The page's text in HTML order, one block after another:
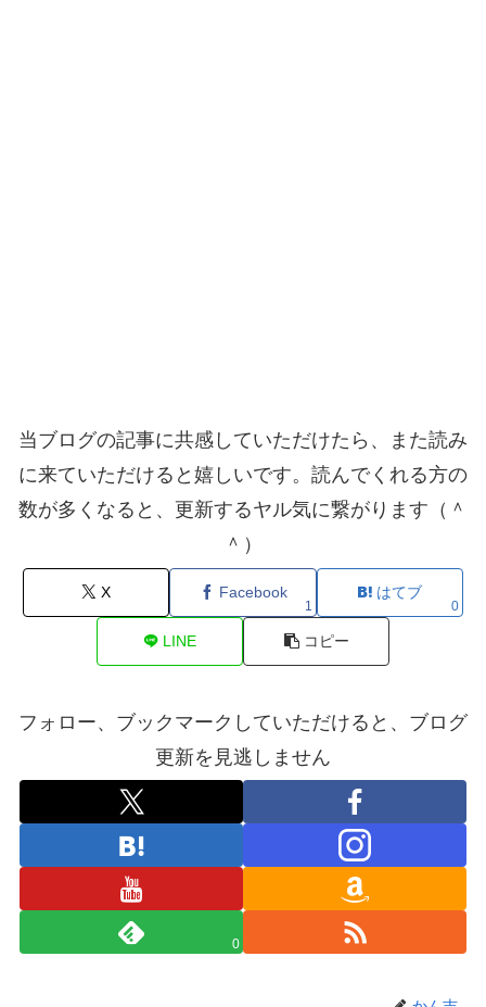
当ブログの記事に共感していただけたら、また読み
に来ていただけると嬉しいです。読んでくれる方の
数が多くなると、更新するヤル気に繋がります（＾
＾）
X Facebook
1
はてブ
0
LINE コピー
フォロー、ブックマークしていただけると、ブログ
更新を見逃しません
0